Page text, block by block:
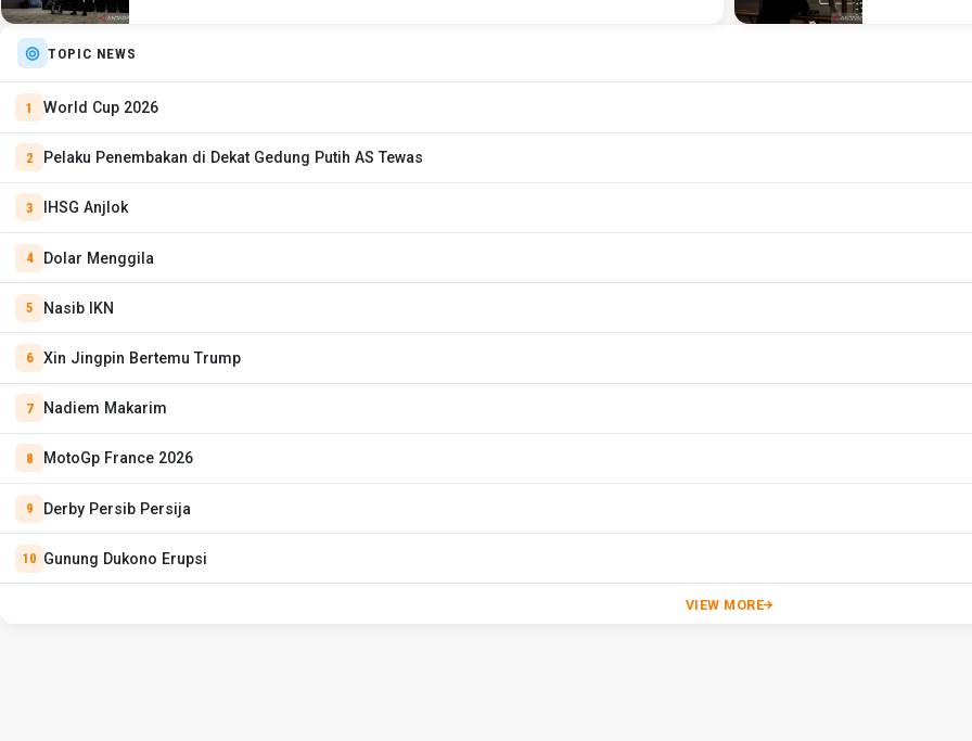
TOPIC NEWS
World Cup 2026
Pelaku Penembakan di Dekat Gedung Putih AS Tewas
IHSG Anjlok
Dolar Menggila
Nasib IKN
Xin Jingpin Bertemu Trump
Nadiem Makarim
MotoGp France 2026
Derby Persib Persija
Gunung Dukono Erupsi
VIEW MORE